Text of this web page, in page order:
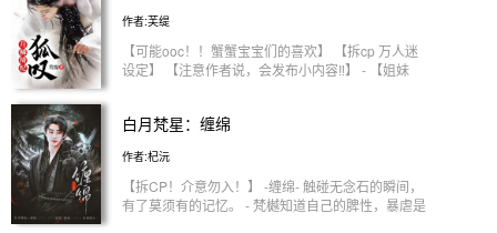
作者:芙缇
【可能ooc！！蟹蟹宝宝们的喜欢】 【拆cp 万人迷
设定】 【注意作者说，会发布小内容‼️】 - 【姐妹
重生？ 三狐同命，共赴一场月烬天荒。 - 【感情
世 偶然闯入的初见，萌芽初长的心动 -寄灵（龙神）
以魂为契，以爱为凭 一眼定终身的奔赴，逆天改命
的相守 龙神之体，高岭之花为爱甘作下位者 -历劫 刀
白月梵星：缠绵
作者:杞沅
【拆CP！介意勿入！】 -缠绵- 触碰无念石的瞬间，
有了莫须有的记忆。 - 梵樾知道自己的脾性，暴虐是